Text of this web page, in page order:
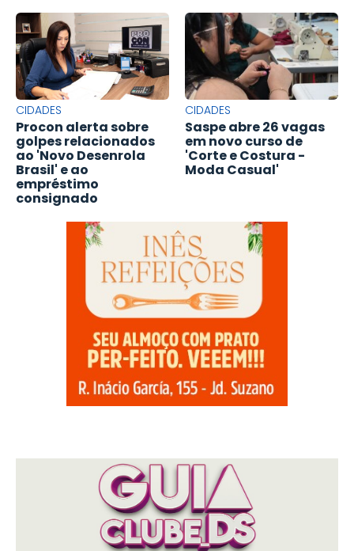
CIDADES
Procon alerta sobre
golpes relacionados
ao 'Novo Desenrola
Brasil' e ao
empréstimo
consignado
CIDADES
Saspe abre 26 vagas
em novo curso de
'Corte e Costura -
Moda Casual'